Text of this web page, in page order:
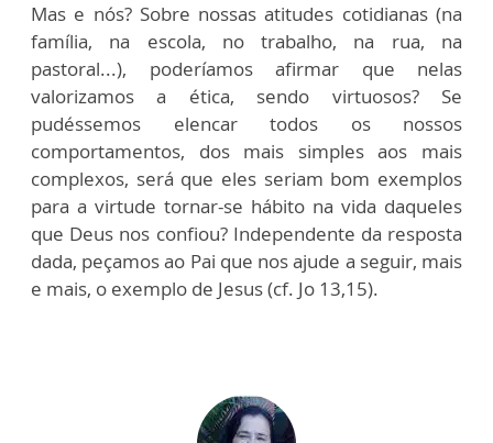
Mas e nós? Sobre nossas atitudes cotidianas (na
família, na escola, no trabalho, na rua, na
pastoral...), poderíamos afirmar que nelas
valorizamos a ética, sendo virtuosos? Se
pudéssemos elencar todos os nossos
comportamentos, dos mais simples aos mais
complexos, será que eles seriam bom exemplos
para a virtude tornar-se hábito na vida daqueles
que Deus nos confiou? Independente da resposta
dada, peçamos ao Pai que nos ajude a seguir, mais
e mais, o exemplo de Jesus (cf. Jo 13,15).